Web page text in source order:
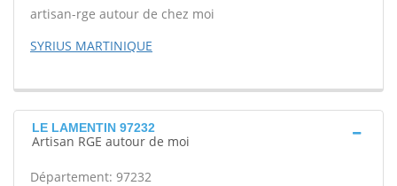
artisan-rge autour de chez moi
SYRIUS MARTINIQUE
LE LAMENTIN 97232
Artisan RGE autour de moi
Département: 97232